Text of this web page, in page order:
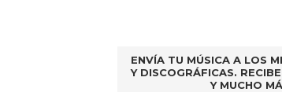
ENVÍA TU MÚSICA A LOS
Y DISCOGRÁFICAS.
Y MUCHO